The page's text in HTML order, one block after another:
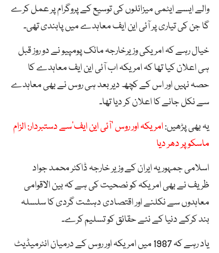
والے ایسے ایٹمی میزائلوں کی توسیع کے پروگرام پر عمل کرے
گا جن کی تیاری پر آئی این ایف معاہدے میں پابندی تھی۔
خیال رہے کہ امریکی وزیرخارجہ مائک پومپیو نے دو روز قبل
ہی اعلان کیا تھا کہ امریکہ اب آئی این ایف معاہدے کا
حصہ نہیں اور اس کے کچھ دیر بعد ہی روس نے بھی معاہدے
سے نکل جانے کا اعلان کر دیا تھا۔
یہ بھی پڑھیں:امریکہ اور روس ’آئی این ایف‘سے دستبردار: الزام
ماسکو پر دھر دیا
اسلامی جمہوریہ ایران کے وزیر خارجہ ڈاکٹر محمد جواد
ظریف نے بھی امریکہ کو نصحیت کی ہے کہ بین الاقوامی
معاہدوں سے نکلنے اور اقتصادی دہشت گردی کا سلسلہ
بند کرکے دنیا کے نئے حقائق کو تسلیم کرے۔
یاد رہے کہ 1987 میں امریکہ اور روس کے درمیان انٹرمیڈیٹ